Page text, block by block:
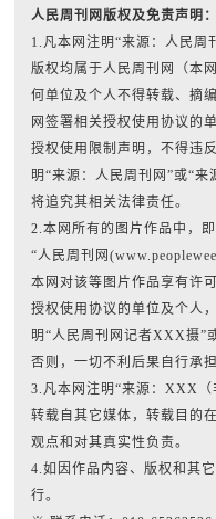
人民周刊网版权及免责声明：
1.凡本网注明“来源：人民周
版权均属于人民周刊网（本
何单位及个人不得转载、摘
网签署相关授权使用协议的
授权使用限制声明，不得违
明“来源：人民周刊网”或“
将追究其相关法律责任。
2.本网所有的图片作品中，
“人民周刊网
本网对该等图片作品享有许
授权使用协议的单位及个人
明“人民周刊网记者XXX摄”
否则，一切不利后果自行承担
3.凡本网注明“来源：XXX
转载自其它媒体，转载目的
观点和对其真实性负责。
4.如因作品内容、版权和其
行。